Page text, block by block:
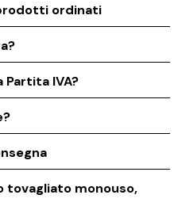
ordinati
Partita IVA?
tovagliato monouso,